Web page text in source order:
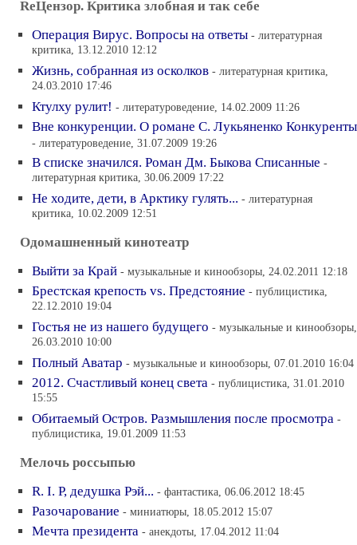
ReЦензор. Критика злобная и так себе
Операция Вирус. Вопросы на ответы - литературная
критика, 13.12.2010 12:12
Жизнь, собранная из осколков - литературная критика,
24.03.2010 17:46
Ктулху рулит! - литературоведение, 14.02.2009 11:26
Вне конкуренции. О романе С. Лукьяненко Конкуренты
- литературоведение, 31.07.2009 19:26
В списке значился. Роман Дм. Быкова Списанные -
литературная критика, 30.06.2009 17:22
Не ходите, дети, в Арктику гулять... - литературная
критика, 10.02.2009 12:51
Одомашненный кинотеатр
Выйти за Край - музыкальные и кинообзоры, 24.02.2011 12:18
Брестская крепость vs. Предстояние - публицистика,
22.12.2010 19:04
Гостья не из нашего будущего - музыкальные и кинообзоры,
26.03.2010 10:00
Полный Аватар - музыкальные и кинообзоры, 07.01.2010 16:04
2012. Счастливый конец света - публицистика, 31.01.2010
15:55
Обитаемый Остров. Размышления после просмотра -
публицистика, 19.01.2009 11:53
Мелочь россыпью
R. I. P, дедушка Рэй... - фантастика, 06.06.2012 18:45
Разочарование - миниатюры, 18.05.2012 15:07
Мечта президента - анекдоты, 17.04.2012 11:04